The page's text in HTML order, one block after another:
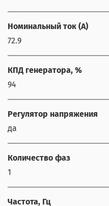
Номинальный ток (А)
72.9
КПД генератора, %
94
Регулятор напряжения
да
Количество фаз
1
Частота, Гц